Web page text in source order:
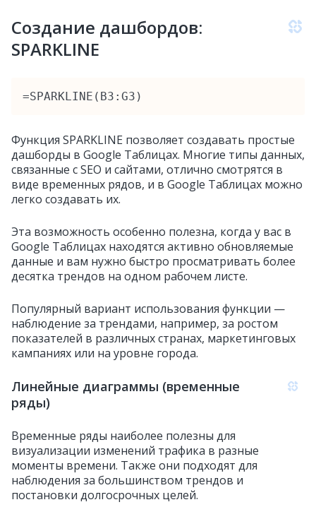
Создание дашбордов:
SPARKLINE
=SPARKLINE(B3:G3)
Функция SPARKLINE позволяет создавать простые
дашборды в Google Таблицах. Многие типы данных,
связанные с SEO и сайтами, отлично смотрятся в
виде временных рядов, и в Google Таблицах можно
легко создавать их.
Эта возможность особенно полезна, когда у вас в
Google Таблицах находятся активно обновляемые
данные и вам нужно быстро просматривать более
десятка трендов на одном рабочем листе.
Популярный вариант использования функции —
наблюдение за трендами, например, за ростом
показателей в различных странах, маркетинговых
кампаниях или на уровне города.
Линейные диаграммы (временные
ряды)
Временные ряды наиболее полезны для
визуализации изменений трафика в разные
моменты времени. Также они подходят для
наблюдения за большинством трендов и
постановки долгосрочных целей.